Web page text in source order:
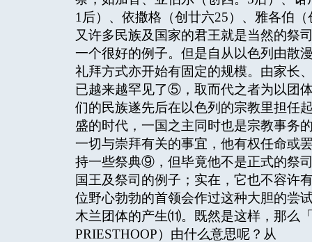
1后）、依撒格（创廿六25）、雅各伯
又许多民族及国家的君王就是当然的祭
一个很好的例子。但是自从以色列由散
礼拜方式亦开始有固定的规模。由家长
已越来越罕见了⑤，取而代之者为以团
们的民族遂先后在以色列的宗教里担任
盛的时代，一国之主同时也是宗教事务
一切与崇拜有关的事宜，他有权任命或
持一些祭典⑨，但毕竟他不是正式的祭
国王及祭司的例子；实在，它也不容许
位野心勃勃的首领会作过这种大胆的尝
木兰团体的产生⑾。既然是这样，那么
PRIESTHOOP）由什么意思呢？从